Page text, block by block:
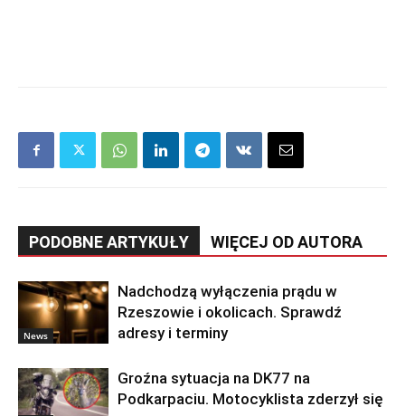
PODOBNE ARTYKUŁY WIĘCEJ OD AUTORA
News
Nadchodzą wyłączenia prądu w
Rzeszowie i okolicach. Sprawdź
adresy i terminy
Groźna sytuacja na DK77 na
Podkarpaciu. Motocyklista zderzył się